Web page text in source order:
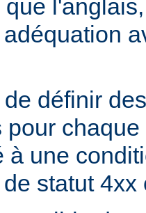
définir
pour
à une
statut 4xx